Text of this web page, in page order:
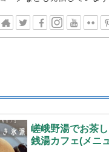
嵯峨野湯でお茶
銭湯カフェ(メニ